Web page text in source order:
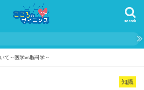
search
て～医学vs脳科学～
知識